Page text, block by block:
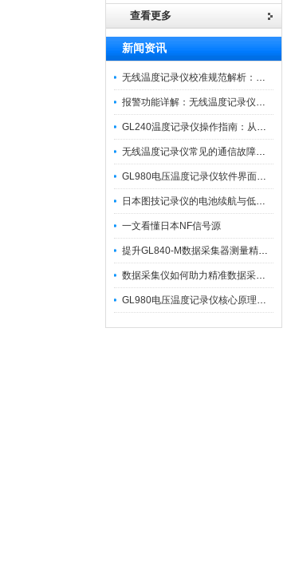
查看更多
新闻资讯
无线温度记录仪校准规范解析：从多点比对到不确定度评定的实操流程
报警功能详解：无线温度记录仪的阈值设定与通知机制
GL240温度记录仪操作指南：从开箱、接线到数据导出的标准化流程
无线温度记录仪常见的通信故障诊断与排除指南
GL980电压温度记录仪软件界面功能与使用技巧
日本图技记录仪的电池续航与低功耗模式适用场景分析
一文看懂日本NF信号源
提升GL840-M数据采集器测量精度的操作秘籍
数据采集仪如何助力精准数据采集与分析？​
GL980电压温度记录仪核心原理及行业应用